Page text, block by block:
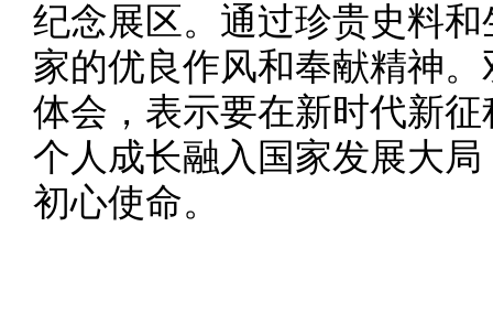
纪念展区。通过珍贵史料
家的优良作风和奉献精神
体会，表示要在新时代新
个人成长融入国家发展大
初心使命。